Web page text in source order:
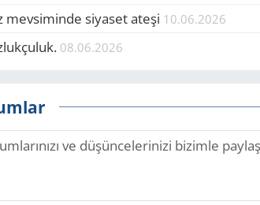
mevsiminde siyaset ateşi 10.06.2026
08.06.2026